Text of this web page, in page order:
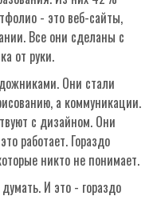
- это веб-сайты,
Все они сделаны с
от руки.
Они стали
а коммуникации.
с дизайном. Они
работает. Гораздо
никто не понимает.
И это - гораздо